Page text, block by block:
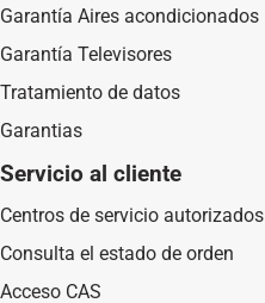
Garantía Aires acondicionados
Garantía Televisores
Tratamiento de datos
Garantias
Servicio al cliente
Centros de servicio autorizados
Consulta el estado de orden
Acceso CAS